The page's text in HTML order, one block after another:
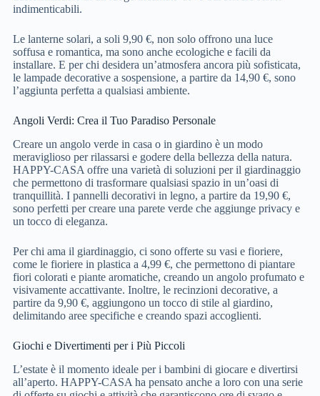
indimenticabili.
Le lanterne solari, a soli 9,90 €, non solo offrono una luce
soffusa e romantica, ma sono anche ecologiche e facili da
installare. E per chi desidera un’atmosfera ancora più sofisticata,
le lampade decorative a sospensione, a partire da 14,90 €, sono
l’aggiunta perfetta a qualsiasi ambiente.
Angoli Verdi: Crea il Tuo Paradiso Personale
Creare un angolo verde in casa o in giardino è un modo
meraviglioso per rilassarsi e godere della bellezza della natura.
HAPPY-CASA offre una varietà di soluzioni per il giardinaggio
che permettono di trasformare qualsiasi spazio in un’oasi di
tranquillità. I pannelli decorativi in legno, a partire da 19,90 €,
sono perfetti per creare una parete verde che aggiunge privacy e
un tocco di eleganza.
Per chi ama il giardinaggio, ci sono offerte su vasi e fioriere,
come le fioriere in plastica a 4,99 €, che permettono di piantare
fiori colorati e piante aromatiche, creando un angolo profumato e
visivamente accattivante. Inoltre, le recinzioni decorative, a
partire da 9,90 €, aggiungono un tocco di stile al giardino,
delimitando aree specifiche e creando spazi accoglienti.
Giochi e Divertimenti per i Più Piccoli
L’estate è il momento ideale per i bambini di giocare e divertirsi
all’aperto. HAPPY-CASA ha pensato anche a loro con una serie